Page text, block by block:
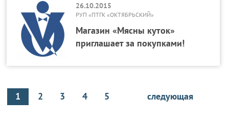
26.10.2015
РУП «ПТГК «ОКТЯБРЬСКИЙ»
Магазин «Мясны куток»
приглашает за покупками!
1 2 3 4 5 следующая